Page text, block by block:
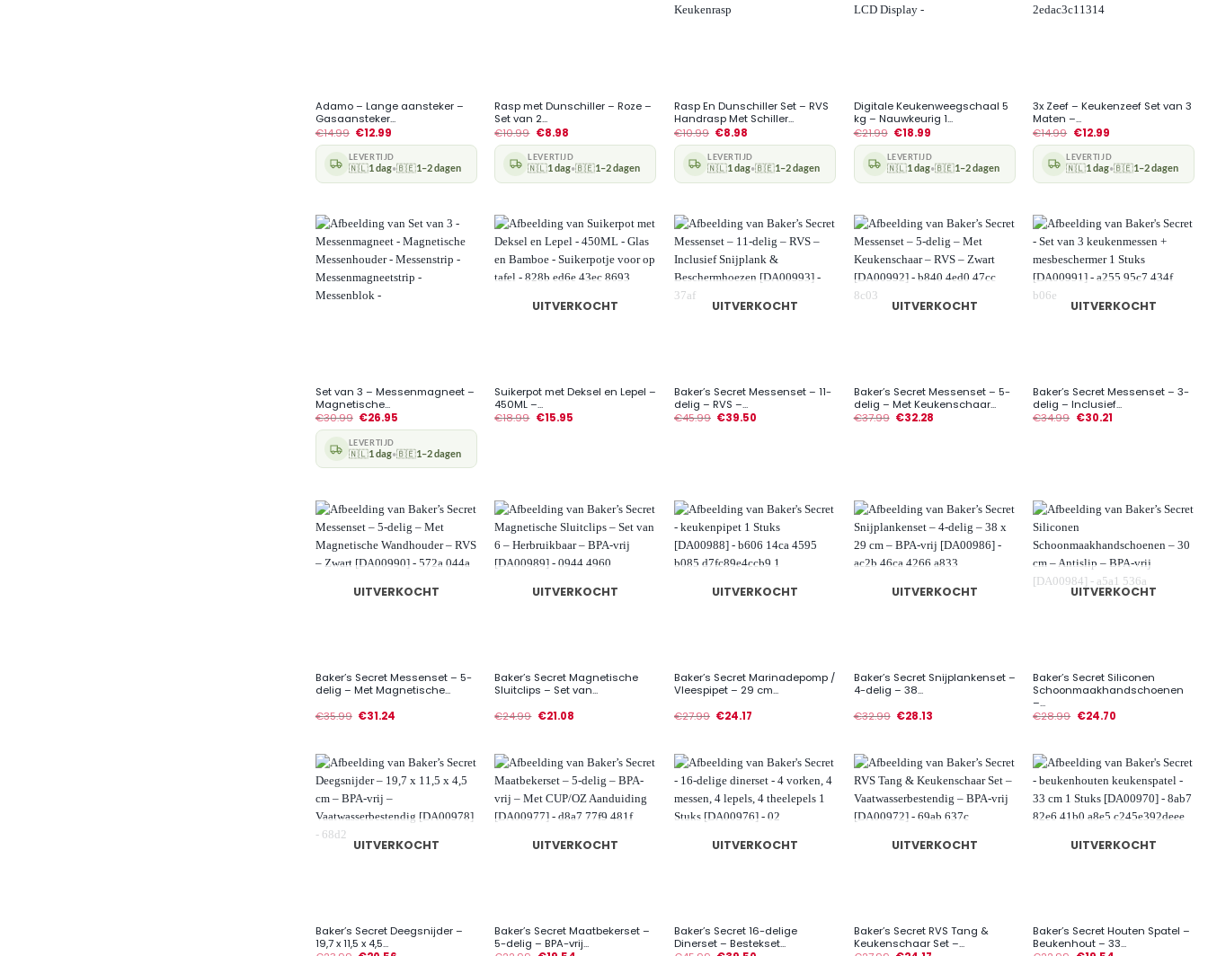
Adamo – Lange aansteker –
Gasaansteker...
€14.99 €12.99
LEVERTIJD
🇳🇱1 dag•🇧🇪1–2 dagen
Rasp met Dunschiller – Roze –
Set van 2...
€10.99 €8.98
LEVERTIJD
🇳🇱1 dag•🇧🇪1–2 dagen
Rasp En Dunschiller Set – RVS
Handrasp Met Schiller...
€10.99 €8.98
LEVERTIJD
🇳🇱1 dag•🇧🇪1–2 dagen
Digitale Keukenweegschaal 5
kg – Nauwkeurig 1...
€21.99 €18.99
LEVERTIJD
🇳🇱1 dag•🇧🇪1–2 dagen
3x Zeef – Keukenzeef Set van 3
Maten –...
€14.99 €12.99
LEVERTIJD
🇳🇱1 dag•🇧🇪1–2 dagen
Set van 3 – Messenmagneet –
Magnetische...
€30.99 €26.95
LEVERTIJD
🇳🇱1 dag•🇧🇪1–2 dagen
UITVERKOCHT
Suikerpot met Deksel en Lepel –
450ML –...
€18.99 €15.95
UITVERKOCHT
Baker’s Secret Messenset – 11-
delig – RVS –...
€45.99 €39.50
UITVERKOCHT
Baker’s Secret Messenset – 5-
delig – Met Keukenschaar...
€37.99 €32.28
UITVERKOCHT
Baker’s Secret Messenset – 3-
delig – Inclusief...
€34.99 €30.21
UITVERKOCHT
Baker’s Secret Messenset – 5-
delig – Met Magnetische...
€35.99 €31.24
UITVERKOCHT
Baker’s Secret Magnetische
Sluitclips – Set van...
€24.99 €21.08
UITVERKOCHT
Baker’s Secret Marinadepomp /
Vleespipet – 29 cm...
€27.99 €24.17
UITVERKOCHT
Baker’s Secret Snijplankenset –
4-delig – 38...
€32.99 €28.13
UITVERKOCHT
Baker’s Secret Siliconen
Schoonmaakhandschoenen
–...
€28.99 €24.70
UITVERKOCHT
Baker’s Secret Deegsnijder –
19,7 x 11,5 x 4,5...
UITVERKOCHT
Baker’s Secret Maatbekerset –
5-delig – BPA-vrij...
UITVERKOCHT
Baker’s Secret 16-delige
Dinerset – Bestekset...
UITVERKOCHT
Baker’s Secret RVS Tang &
Keukenschaar Set –...
UITVERKOCHT
Baker’s Secret Houten Spatel –
Beukenhout – 33...